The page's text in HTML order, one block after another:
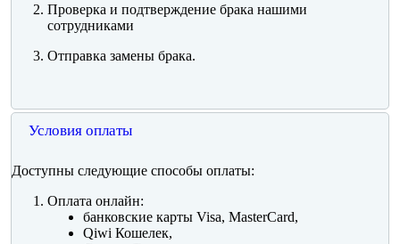
Проверка и подтверждение брака нашими
сотрудниками
Отправка замены брака.
Условия оплаты
Доступны следующие способы оплаты:
Оплата онлайн:
банковские карты Visa, MasterCard,
Qiwi Кошелек,